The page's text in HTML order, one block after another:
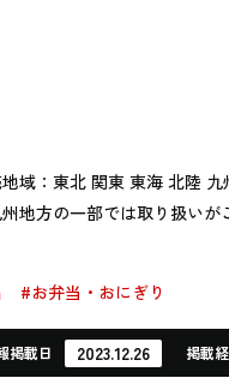
域：東北 関東 東海 北陸 九
地方の一部では取り扱いが
#お弁当・おにぎり
掲載日 2023.12.26 掲載